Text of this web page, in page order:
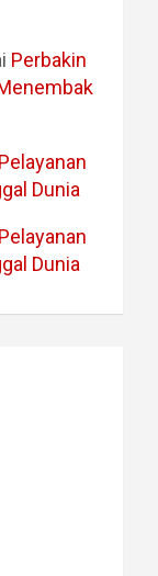
Perbakin
Dunia
Dunia